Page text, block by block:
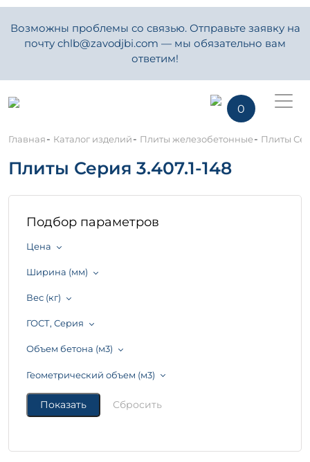
Возможны проблемы со связью. Отправьте заявку на
почту chlb@zavodjbi.com — мы обязательно вам
ответим!
0
Главная- Каталог изделий- Плиты железобетонные- Плиты
Плиты Серия 3.407.1-148
Подбор параметров
Цена
Ширина (мм)
Вес (кг)
ГОСТ, Серия
Объем бетона (м3)
Геометрический объем (м3)